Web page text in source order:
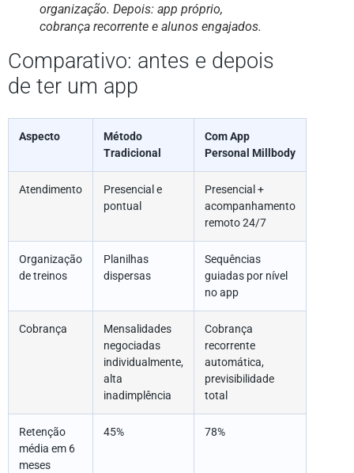
organização. Depois: app próprio,
cobrança recorrente e alunos engajados.
Comparativo: antes e depois
de ter um app
Aspecto
Método
Tradicional
Com App
Personal Millbody
Atendimento
Presencial e
pontual
Presencial +
acompanhamento
remoto 24/7
Organização
de treinos
Planilhas
dispersas
Sequências
guiadas por nível
no app
Cobrança
Mensalidades
negociadas
individualmente,
alta
inadimplência
Cobrança
recorrente
automática,
previsibilidade
total
Retenção
média em 6
meses
45% 78%